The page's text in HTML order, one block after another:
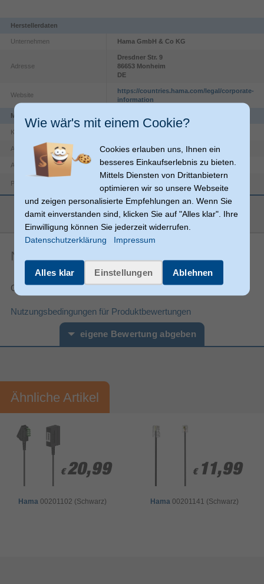
Herstellerdaten
Unternehmen Hama GmbH & Co KG
Adresse
Dresdner Str. 9
86653 Monheim
DE
Website
https://countries.hama.com/legal/corporate-
information
Merkmale
Kabellänge
Anschlüsse RJ-45
Anschluss 2 TAE (F)
Produktfarbe
Steckverbinder 1 Geschlecht Stecker
Steckverbinder 2 Geschlecht Stecker
Verpackungstiefe
Verpackungsbreite 230 mm
Artikelnummer 16090067410
Herstellerartikelnummer 00201118
mehr anzeigen
Noch keine Artikelbewertungen
Gesamtnote:
Nutzungsbedingungen für Produktbewertungen
eigene Bewertung abgeben
Ihre Bewertung:
Bitte mindestens 20 Wörter eingeben
Ihr Kommentar*
Ähnliche Artikel
€ 20,99
€ 20,99
Hama 00201102 (Schwarz)
€ 11,99
€ 11,99
Hama 00201141 (Schwarz)
Wie wär's mit einem Cookie?
Cookies erlauben uns, Ihnen ein
besseres Einkaufserlebnis zu bieten.
Mittels Diensten von Drittanbietern
optimieren wir so unsere Webseite
und zeigen personalisierte Empfehlungen an. Wenn Sie
damit einverstanden sind, klicken Sie auf "Alles klar". Ihre
Einwilligung können Sie jederzeit widerrufen.
Datenschutzerklärung
Impressum
Alles klar Einstellungen Ablehnen